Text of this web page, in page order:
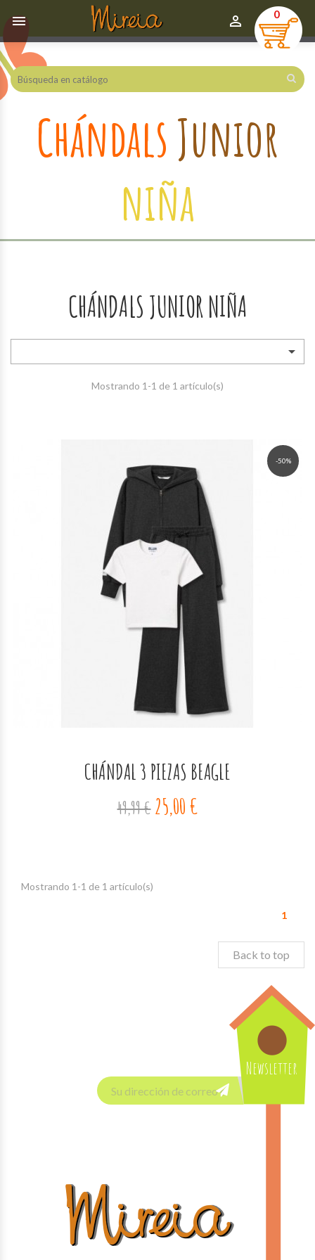
 0

ChándalsJunior
niña
CHÁNDALS JUNIOR NIÑA

Mostrando 1-1 de 1 artículo(s)
-50%
CHÁNDAL 3 PIEZAS BEAGLE
49,99 € 25,00 €
Mostrando 1-1 de 1 artículo(s)
1
Back to top
Newsletter